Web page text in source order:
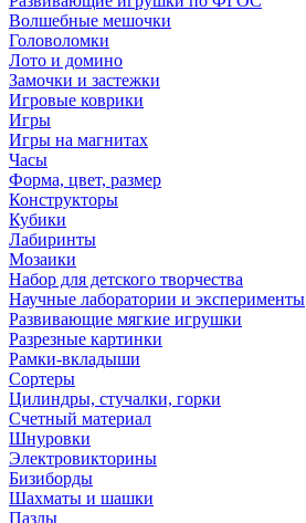
Волшебные мешочки
Головоломки
Лото и домино
Замочки и застежки
Игровые коврики
Игры
Игры на магнитах
Часы
Форма, цвет, размер
Конструкторы
Кубики
Лабиринты
Мозаики
Набор для детского творчества
Научные лаборатории и эксперименты
Развивающие мягкие игрушки
Разрезные картинки
Рамки-вкладыши
Сортеры
Цилиндры, стучалки, горки
Счетный материал
Шнуровки
Электровикторины
Бизиборды
Шахматы и шашки
Пазлы